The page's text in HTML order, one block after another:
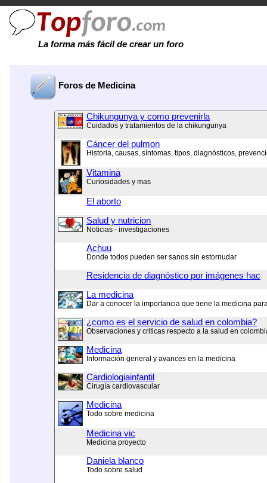
La forma más fácil de crear un foro
Foros de Medicina
Chikungunya y como prevenirla
Cuidados y tratamientos de la chikungunya
Cáncer del pulmon
Historia, causas, síntomas, tipos, diagnósticos,
Vitamina
Curiosidades y mas
El aborto
Salud y nutricion
Noticias - investigaciones
Achuu
Donde todos pueden ser sanos sin estornudar
Residencia de diagnóstico por imágenes hac
La medicina
Dar a conocer la importancia que tiene la medicina
¿como es el servicio de salud en colombia?
Observaciones y criticas respecto a la salud en
Medicina
Información general y avances en la medicina
Cardiologiainfantil
Cirugía cardiovascular
Medicina
Todo sobre medicina
Medicina vic
Medicina proyecto
Daniela blanco
Todo sobre salud